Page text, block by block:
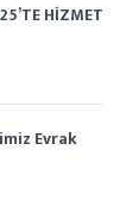
HİZMET
Evrak